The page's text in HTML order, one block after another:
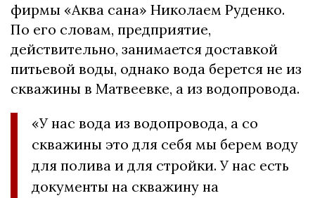
фирмы «Аква сана» Николаем Руденко.
По его словам, предприятие,
действительно, занимается доставкой
питьевой воды, однако вода берется не из
скважины в Матвеевке, а из водопровода.
«У нас вода из водопровода, а со
скважины это для себя мы берем воду
для полива и для стройки. У нас есть
документы на скважину на